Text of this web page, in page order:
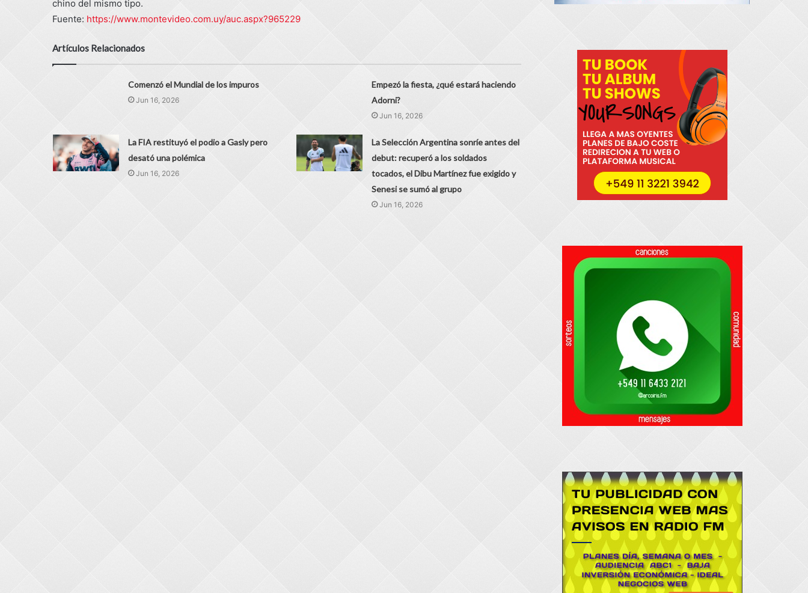
chino del mismo tipo.
Fuente: https://www.montevideo.com.uy/auc.aspx?965229
Artículos Relacionados
Comenzó el Mundial de los impuros
Jun 16, 2026
Empezó la fiesta, ¿qué estará haciendo
Adorni?
Jun 16, 2026
La FIA restituyó el podio a Gasly pero
desató una polémica
Jun 16, 2026
La Selección Argentina sonríe antes del
debut: recuperó a los soldados
tocados, el Dibu Martínez fue exigido y
Senesi se sumó al grupo
Jun 16, 2026